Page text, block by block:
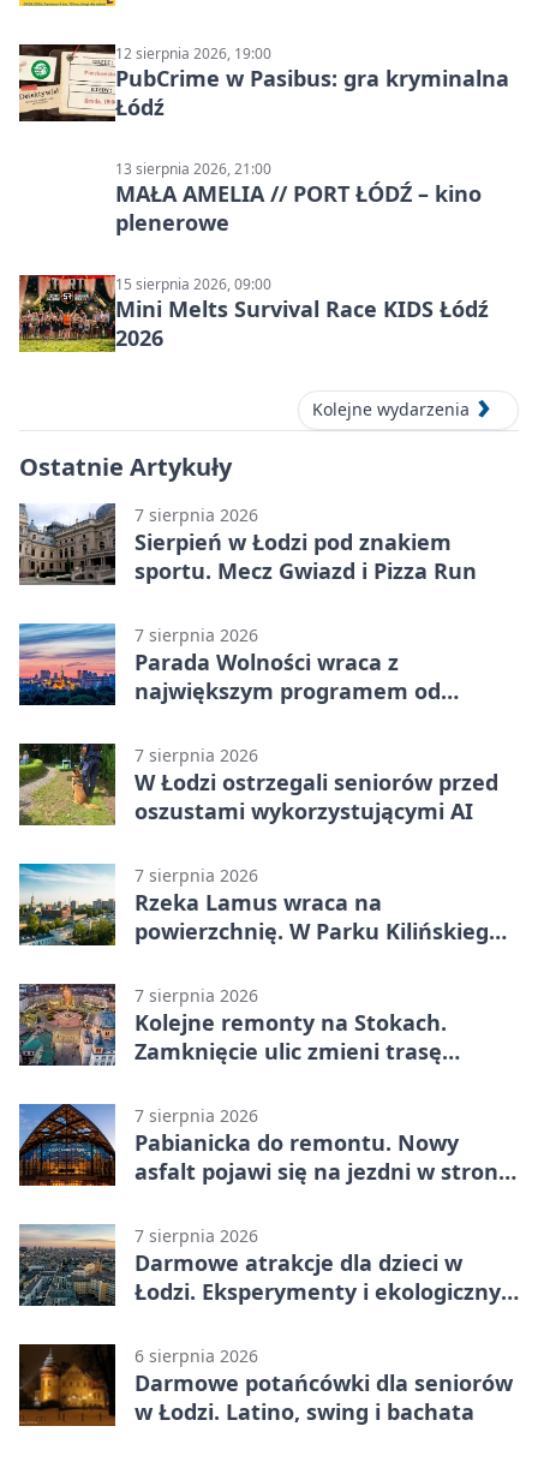
12 sierpnia 2026, 19:00
PubCrime w Pasibus: gra kryminalna
Łódź
13 sierpnia 2026, 21:00
MAŁA AMELIA // PORT ŁÓDŹ – kino
plenerowe
15 sierpnia 2026, 09:00
Mini Melts Survival Race KIDS Łódź
2026
Kolejne wydarzenia
Ostatnie Artykuły
7 sierpnia 2026
Sierpień w Łodzi pod znakiem
sportu. Mecz Gwiazd i Pizza Run
7 sierpnia 2026
Parada Wolności wraca z
największym programem od
platform
7 sierpnia 2026
W Łodzi ostrzegali seniorów przed
oszustami wykorzystującymi AI
7 sierpnia 2026
Rzeka Lamus wraca na
powierzchnię. W Parku Kilińskiego
7 sierpnia 2026
Kolejne remonty na Stokach.
Zamknięcie ulic zmieni trasę
7 sierpnia 2026
Pabianicka do remontu. Nowy
asfalt pojawi się na jezdni w stronę
7 sierpnia 2026
Darmowe atrakcje dla dzieci w
Łodzi. Eksperymenty i ekologiczny
6 sierpnia 2026
Darmowe potańcówki dla seniorów
w Łodzi. Latino, swing i bachata